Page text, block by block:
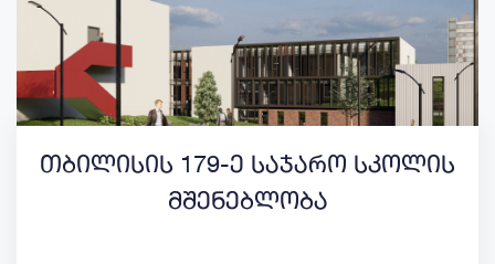
თბილისის 179-ე საჯარო სკოლის
მშენებლობა